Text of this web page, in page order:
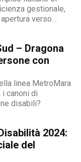
gestionale,
verso
che punta a
ente di
– Dragona
con
linea MetroMara
canoni di
disabili?
2024:
del